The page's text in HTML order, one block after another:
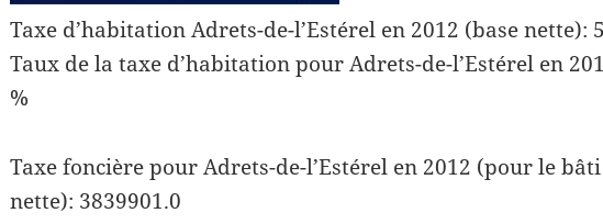
Taxe d’habitation Adrets-de-l’Estérel en 2012 (base nette):
Taux de la taxe d’habitation pour Adrets-de-l’Estérel en
%
Taxe foncière pour Adrets-de-l’Estérel en 2012 (pour le
nette): 3839901.0